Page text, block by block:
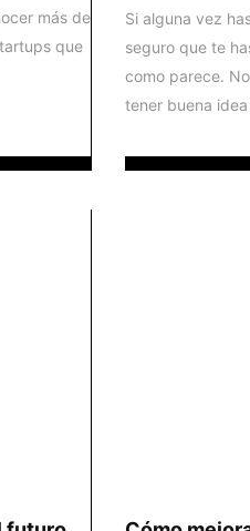
más de
que
Si alguna vez
seguro que te
como parece.
tener buena